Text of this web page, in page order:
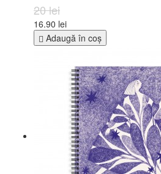
20 lei
16.90 lei
Adaugă în coş